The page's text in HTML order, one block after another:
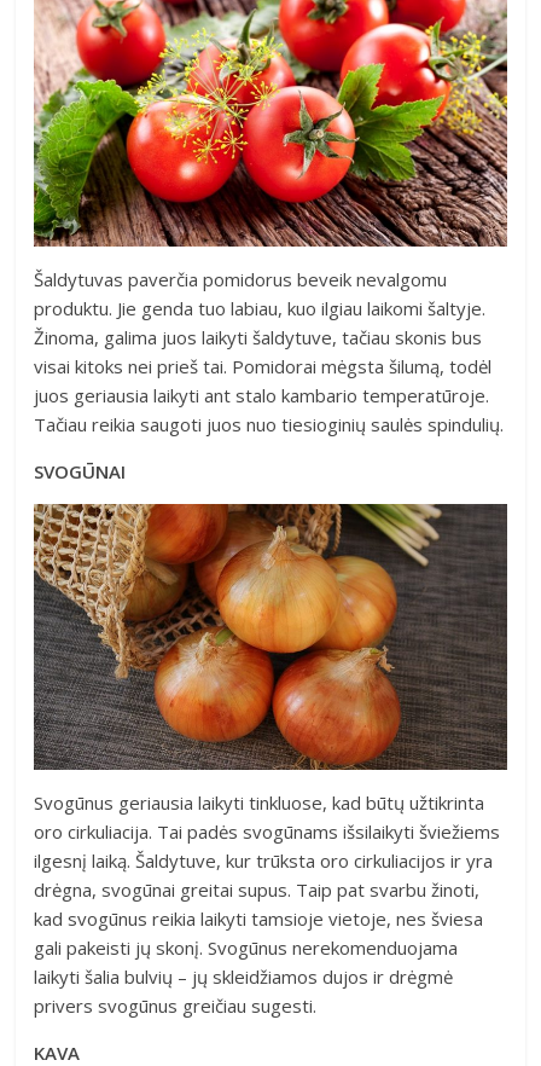
Šaldytuvas paverčia pomidorus beveik nevalgomu
produktu. Jie genda tuo labiau, kuo ilgiau laikomi šaltyje.
Žinoma, galima juos laikyti šaldytuve, tačiau skonis bus
visai kitoks nei prieš tai. Pomidorai mėgsta šilumą, todėl
juos geriausia laikyti ant stalo kambario temperatūroje.
Tačiau reikia saugoti juos nuo tiesioginių saulės spindulių.
SVOGŪNAI
Svogūnus geriausia laikyti tinkluose, kad būtų užtikrinta
oro cirkuliacija. Tai padės svogūnams išsilaikyti šviežiems
ilgesnį laiką. Šaldytuve, kur trūksta oro cirkuliacijos ir yra
drėgna, svogūnai greitai supus. Taip pat svarbu žinoti,
kad svogūnus reikia laikyti tamsioje vietoje, nes šviesa
gali pakeisti jų skonį. Svogūnus nerekomenduojama
laikyti šalia bulvių – jų skleidžiamos dujos ir drėgmė
privers svogūnus greičiau sugesti.
KAVA